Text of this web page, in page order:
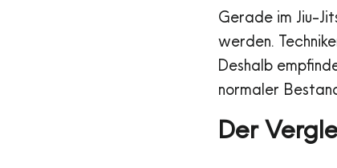
Gerade im Jiu-
werden.
Deshalb
normaler
Der